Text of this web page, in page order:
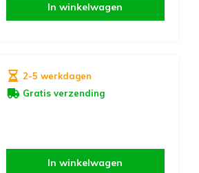
In winkelwagen
2-5 werkdagen
Gratis verzending
In winkelwagen